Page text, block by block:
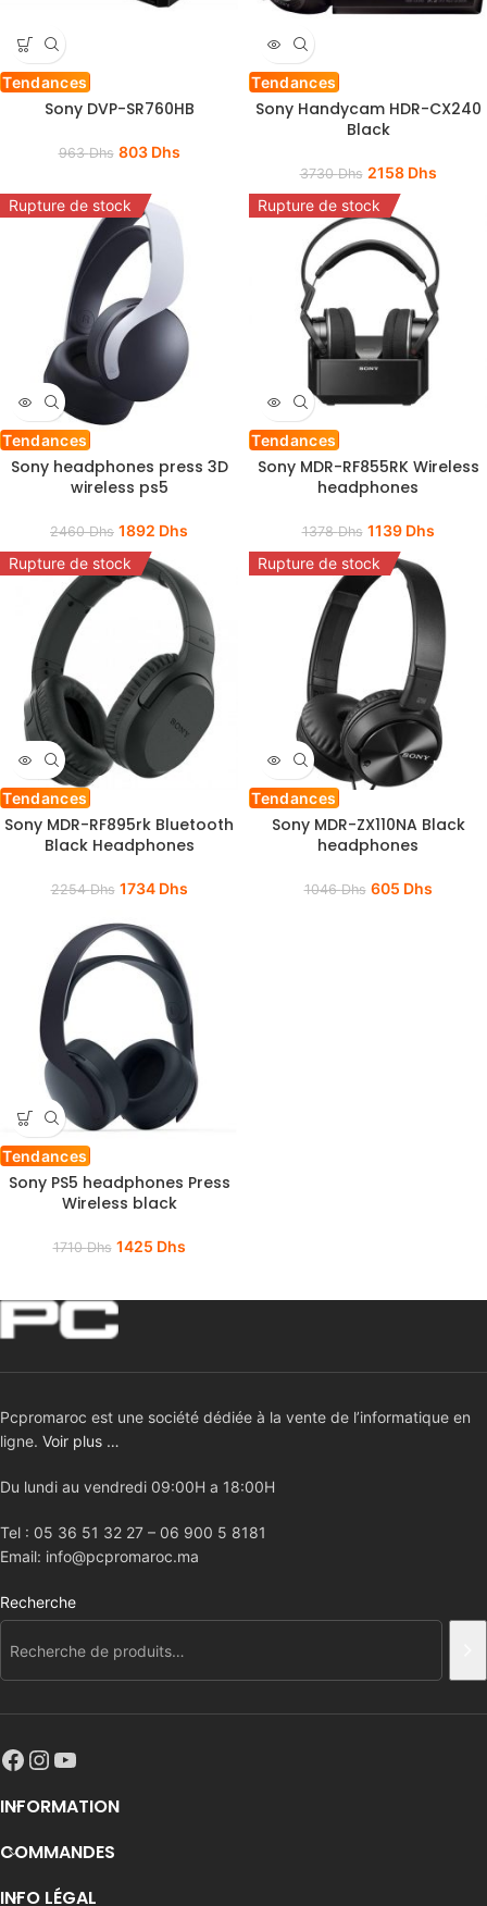
Tendances
Sony DVP-SR760HB
963Dhs 803 Dhs
Tendances
Sony Handycam HDR-CX240
Black
3730Dhs 2158 Dhs
Rupture de stock
Tendances
Sony headphones press 3D
wireless ps5
2460Dhs 1892 Dhs
Rupture de stock
Tendances
Sony MDR-RF855RK Wireless
headphones
1378Dhs 1139 Dhs
Rupture de stock
Tendances
Sony MDR-RF895rk Bluetooth
Black Headphones
2254Dhs 1734 Dhs
Rupture de stock
Tendances
Sony MDR-ZX110NA Black
headphones
1046Dhs 605 Dhs
Tendances
Sony PS5 headphones Press
Wireless black
1710Dhs 1425 Dhs
Pcpromaroc est une société dédiée à la vente de l’informatique en
ligne. Voir plus …
Du lundi au vendredi 09:00H a 18:00H
Tel : 05 36 51 32 27 – 06 900 5 8181
Email: info@pcpromaroc.ma
Recherche
INFORMATION
COMMANDES
INFO LÉGAL